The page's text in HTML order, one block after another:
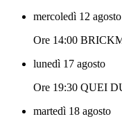
mercoledì 12 agosto
Ore 14:00
lunedì 17 agosto
Ore 19:30 QUEI
martedì 18 agosto